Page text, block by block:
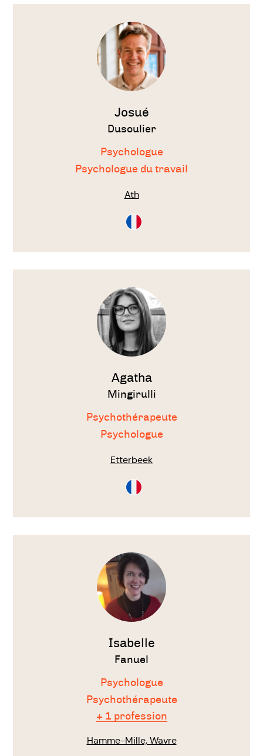
Voir
Josué
Dusoulier
Psychologue
Psychologue du travail
Ath
Consultation
en
Voir
Agatha
Mingirulli
Psychothérapeute
Psychologue
Etterbeek
Consultation
en
Voir
Isabelle
Fanuel
Psychologue
Psychothérapeute
+ 1 profession
Hamme-Mille, Wavre